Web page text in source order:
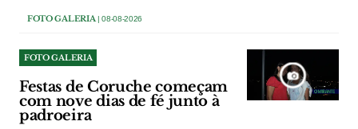
FOTO GALERIA | 08-08-2026
FOTO GALERIA
Festas de Coruche começam
com nove dias de fé junto à
padroeira